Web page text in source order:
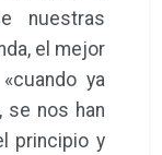
nuestras
el mejor
ya
se nos han
principio y